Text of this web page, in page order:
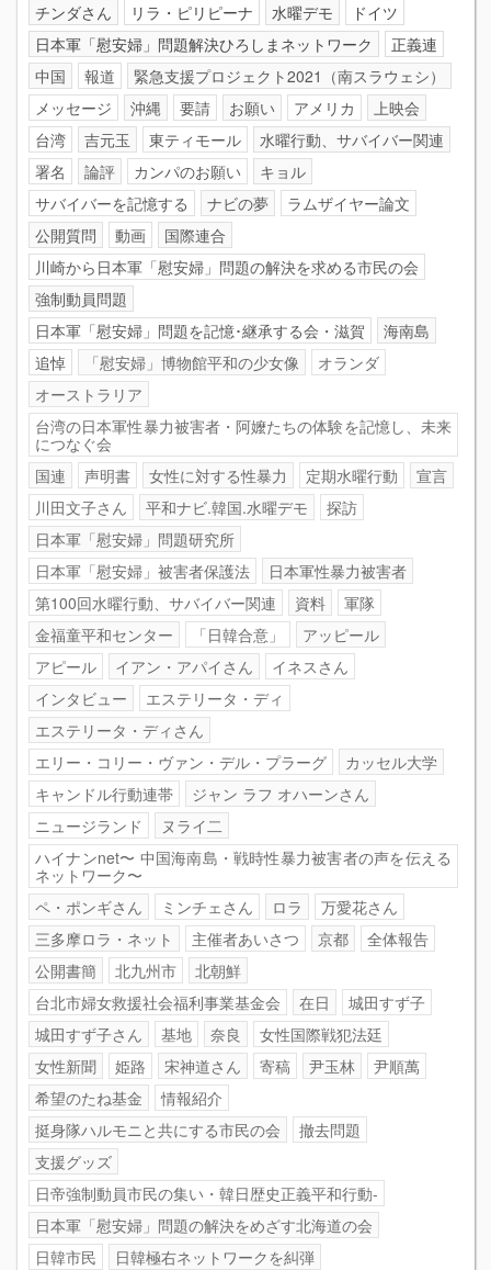
チンダさん
リラ・ピリピーナ 水曜デモ
ドイツ
日本軍「慰安婦」問題解決ひろしまネットワーク
正義連
中国
報道
緊急支援プロジェクト2021（南スラウェシ）
メッセージ
沖縄 要請 お願い アメリカ
上映会
台湾
吉元玉 東ティモール
水曜行動、サバイバー関連
署名
論評 カンパのお願い
キョル
サバイバーを記憶する
ナビの夢
ラムザイヤー論文
公開質問
動画
国際連合
川崎から日本軍「慰安婦」問題の解決を求める市民の会
強制動員問題
日本軍「慰安婦」問題を記憶･継承する会・滋賀
海南島
追悼
「慰安婦」博物館平和の少女像
オランダ
オーストラリア
台湾の日本軍性暴力被害者・阿嬤たちの体験を記憶し、未来
につなぐ会
国連
声明書 女性に対する性暴力 定期水曜行動
宣言
川田文子さん
平和ナビ.韓国.水曜デモ
探訪
日本軍「慰安婦」問題研究所
日本軍「慰安婦」被害者保護法
日本軍性暴力被害者
第100回水曜行動、サバイバー関連
資料
軍隊
金福童平和センター
「日韓合意」
アッピール
アピール
イアン・アパイさん
イネスさん
インタビュー
エステリータ・ディ
エステリータ・ディさん
エリー・コリー・ヴァン・デル・プラーグ
カッセル大学
キャンドル行動連帯
ジャン ラフ オハーンさん
ニュージランド
ヌライ二
ハイナンnet〜 中国海南島・戦時性暴力被害者の声を伝える
ネットワーク〜
ペ・ポンギさん
ミンチェさん ロラ
万愛花さん
三多摩ロラ・ネット
主催者あいさつ 京都
全体報告
公開書簡
北九州市
北朝鮮
台北市婦女救援社会福利事業基金会
在日
城田すず子
城田すず子さん
基地 奈良
女性国際戦犯法廷
女性新聞
姫路 宋神道さん 寄稿 尹玉林
尹順萬
希望のたね基金
情報紹介
挺身隊ハルモニと共にする市民の会
撤去問題
支援グッズ
日帝強制動員市民の集い・韓日歴史正義平和行動-
日本軍「慰安婦」問題の解決をめざす北海道の会
日韓市民
日韓極右ネットワークを糾弾